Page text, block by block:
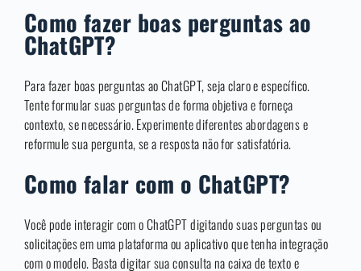
Como fazer boas perguntas ao
ChatGPT?
Para fazer boas perguntas ao ChatGPT, seja claro e específico.
Tente formular suas perguntas de forma objetiva e forneça
contexto, se necessário. Experimente diferentes abordagens e
reformule sua pergunta, se a resposta não for satisfatória.
Como falar com o ChatGPT?
Você pode interagir com o ChatGPT digitando suas perguntas ou
solicitações em uma plataforma ou aplicativo que tenha integração
com o modelo. Basta digitar sua consulta na caixa de texto e